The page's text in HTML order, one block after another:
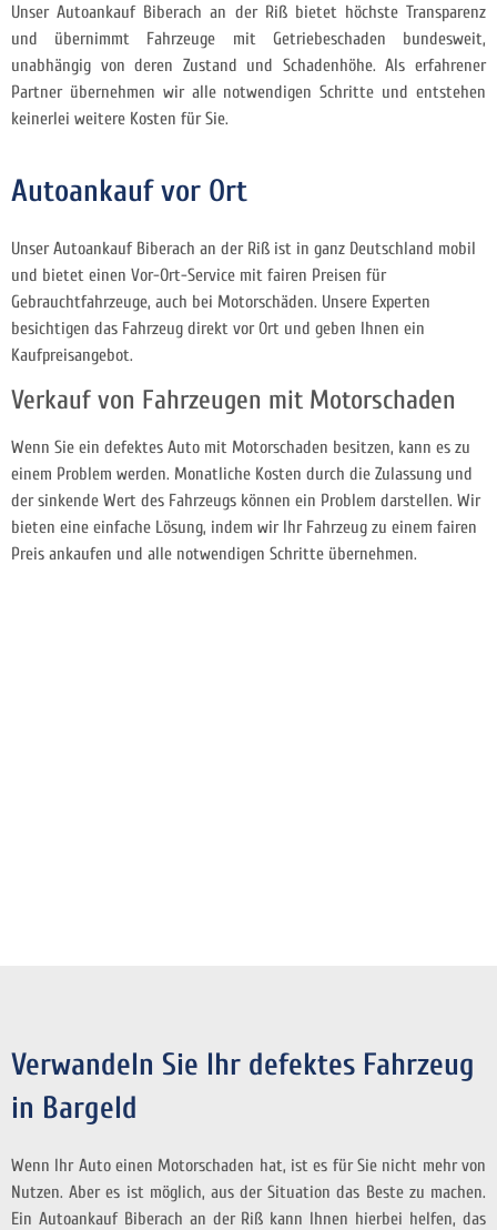
Unser Autoankauf Biberach an der Riß bietet höchste Transparenz
und übernimmt Fahrzeuge mit Getriebeschaden bundesweit,
unabhängig von deren Zustand und Schadenhöhe. Als erfahrener
Partner übernehmen wir alle notwendigen Schritte und entstehen
keinerlei weitere Kosten für Sie.
Autoankauf vor Ort
Unser Autoankauf Biberach an der Riß ist in ganz Deutschland mobil
und bietet einen Vor-Ort-Service mit fairen Preisen für
Gebrauchtfahrzeuge, auch bei Motorschäden. Unsere Experten
besichtigen das Fahrzeug direkt vor Ort und geben Ihnen ein
Kaufpreisangebot.
Verkauf von Fahrzeugen mit Motorschaden
Wenn Sie ein defektes Auto mit Motorschaden besitzen, kann es zu
einem Problem werden. Monatliche Kosten durch die Zulassung und
der sinkende Wert des Fahrzeugs können ein Problem darstellen. Wir
bieten eine einfache Lösung, indem wir Ihr Fahrzeug zu einem fairen
Preis ankaufen und alle notwendigen Schritte übernehmen.
Verwandeln Sie Ihr defektes Fahrzeug
in Bargeld
Wenn Ihr Auto einen Motorschaden hat, ist es für Sie nicht mehr von
Nutzen. Aber es ist möglich, aus der Situation das Beste zu machen.
Ein Autoankauf Biberach an der Riß kann Ihnen hierbei helfen, das